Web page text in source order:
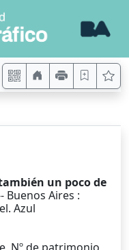
un poco de
Buenos Aires :
Azul